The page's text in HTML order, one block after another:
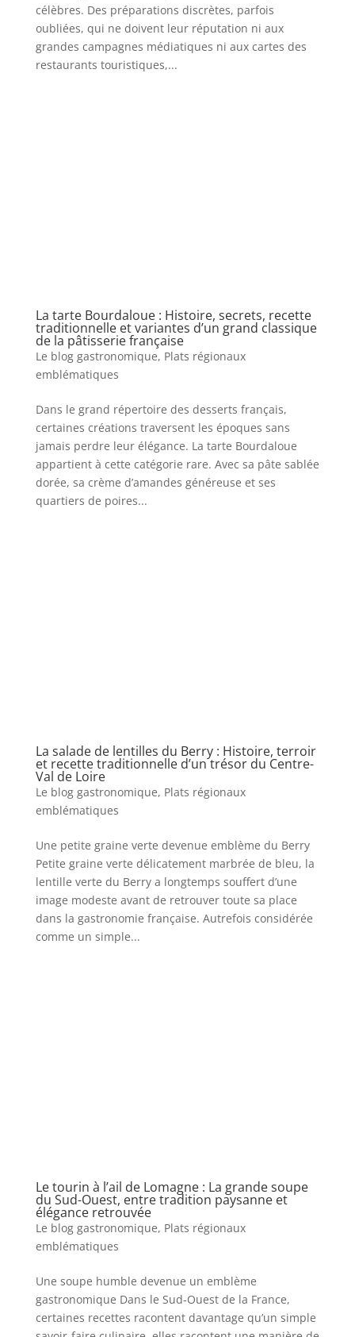
célèbres. Des préparations discrètes, parfois
oubliées, qui ne doivent leur réputation ni aux
grandes campagnes médiatiques ni aux cartes des
restaurants touristiques,...
La tarte Bourdaloue : Histoire, secrets, recette
traditionnelle et variantes d’un grand classique
de la pâtisserie française
Le blog gastronomique, Plats régionaux
emblématiques
​Dans le grand répertoire des desserts français,
certaines créations traversent les époques sans
jamais perdre leur élégance. La tarte Bourdaloue
appartient à cette catégorie rare. Avec sa pâte sablée
dorée, sa crème d’amandes généreuse et ses
quartiers de poires...
La salade de lentilles du Berry : Histoire, terroir
et recette traditionnelle d’un trésor du Centre-
Val de Loire
Le blog gastronomique, Plats régionaux
emblématiques
Une petite graine verte devenue emblème du Berry
Petite graine verte délicatement marbrée de bleu, la
lentille verte du Berry a longtemps souffert d’une
image modeste avant de retrouver toute sa place
dans la gastronomie française. Autrefois considérée
comme un simple...
Le tourin à l’ail de Lomagne : La grande soupe
du Sud-Ouest, entre tradition paysanne et
élégance retrouvée
Le blog gastronomique, Plats régionaux
emblématiques
Une soupe humble devenue un emblème
gastronomique Dans le Sud-Ouest de la France,
certaines recettes racontent davantage qu’un simple